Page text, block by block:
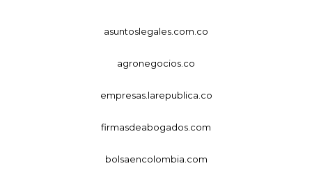
asuntoslegales.com.co
agronegocios.co
empresas.larepublica.co
firmasdeabogados.com
bolsaencolombia.com